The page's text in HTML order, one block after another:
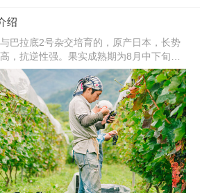
绍
巴拉底2号杂交培育的，原产日本，长势
，抗逆性强。果实成熟期为8月中下旬，
，果粒细长型，顶端鲜红色，中部浅红
，不易和果肉分离，不易裂果。果肉为半
低。